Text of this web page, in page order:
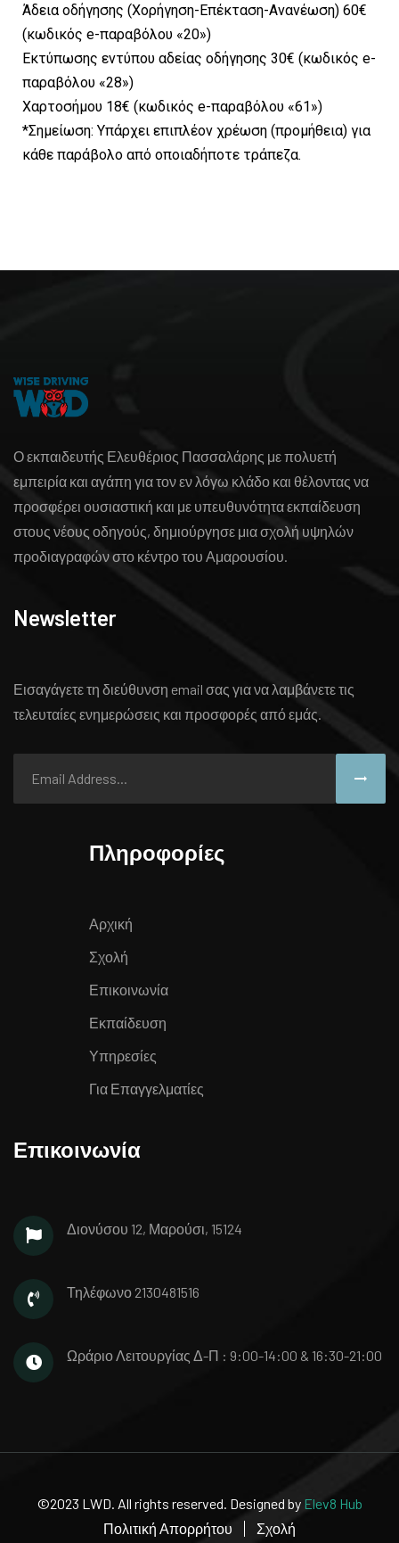
Άδεια οδήγησης (Χορήγηση-Επέκταση-Ανανέωση) 60€
(κωδικός e-παραβόλου «20»)
Εκτύπωσης εντύπου αδείας οδήγησης 30€ (κωδικός e-
παραβόλου «28»)
Χαρτοσήμου 18€ (κωδικός e-παραβόλου «61»)
*Σημείωση: Υπάρχει επιπλέον χρέωση (προμήθεια) για
κάθε παράβολο από οποιαδήποτε τράπεζα.
Ο εκπαιδευτής Ελευθέριος Πασσαλάρης με πολυετή
εμπειρία και αγάπη για τον εν λόγω κλάδο και θέλοντας να
προσφέρει ουσιαστική και με υπευθυνότητα εκπαίδευση
στους νέους οδηγούς, δημιούργησε μια σχολή υψηλών
προδιαγραφών στο κέντρο του Αμαρουσίου.
Newsletter
Εισαγάγετε τη διεύθυνση email σας για να λαμβάνετε τις
τελευταίες ενημερώσεις και προσφορές από εμάς.
Πληροφορίες
Αρχική
Σχολή
Επικοινωνία
Εκπαίδευση
Υπηρεσίες
Για Επαγγελματίες
Επικοινωνία
Διονύσου 12, Μαρούσι, 15124
Τηλέφωνο 2130481516
Ωράριο Λειτουργίας Δ-Π : 9:00-14:00 & 16:30-21:00
©2023 LWD. All rights reserved. Designed by Elev8 Hub
Πολιτική Απορρήτου
Σχολή